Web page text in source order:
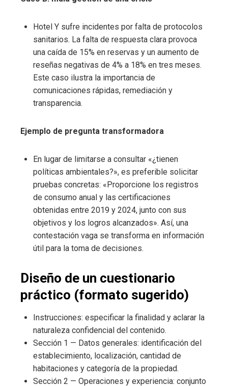
Hotel Y sufre incidentes por falta de protocolos
sanitarios. La falta de respuesta clara provoca
una caída de 15% en reservas y un aumento de
reseñas negativas de 4% a 18% en tres meses.
Este caso ilustra la importancia de
comunicaciones rápidas, remediación y
transparencia.
Ejemplo de pregunta transformadora
En lugar de limitarse a consultar «¿tienen
políticas ambientales?», es preferible solicitar
pruebas concretas: «Proporcione los registros
de consumo anual y las certificaciones
obtenidas entre 2019 y 2024, junto con sus
objetivos y los logros alcanzados». Así, una
contestación vaga se transforma en información
útil para la toma de decisiones.
Diseño de un cuestionario
práctico (formato sugerido)
Instrucciones: especificar la finalidad y aclarar la
naturaleza confidencial del contenido.
Sección 1 — Datos generales: identificación del
establecimiento, localización, cantidad de
habitaciones y categoría de la propiedad.
Sección 2 — Operaciones y experiencia: conjunto